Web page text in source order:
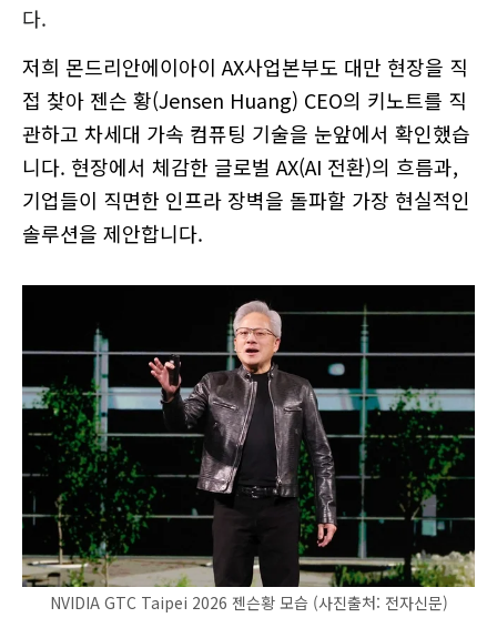
다.
저희 몬드리안에이아이 AX사업본부도 대만 현장을 직
접 찾아 젠슨 황(Jensen Huang) CEO의 키노트를 직
관하고 차세대 가속 컴퓨팅 기술을 눈앞에서 확인했습
니다. 현장에서 체감한 글로벌 AX(AI 전환)의 흐름과,
기업들이 직면한 인프라 장벽을 돌파할 가장 현실적인
솔루션을 제안합니다.
NVIDIA GTC Taipei 2026 젠슨황 모습 (사진출처: 전자신문)